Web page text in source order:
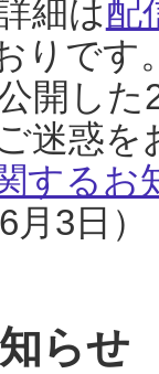
細は配
りです
開し
迷惑
するお
3日）
らせ